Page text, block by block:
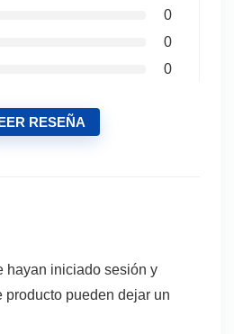
0
0
0
RESEÑA
hayan iniciado sesión y
producto pueden dejar un